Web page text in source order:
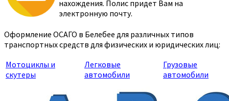
нахождения. Полис придет Вам на
электронную почту.
Оформление ОСАГО в Белебее для различных типов
транспортных средств для физических и юридических лиц:
Мотоциклы и
скутеры
Легковые
автомобили
Грузовые
автомобили